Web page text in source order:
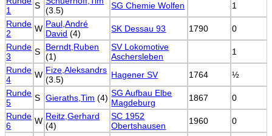
1
S (3.5)
SG Chemie Wolfen
1
Runde
2
W Paul,André
David (4) SK Dessau 93 1790
0
Runde
3
S
Berndt,Ruben
(1)
SV Lokomotive
Aschersleben
1
Runde
4
W Fize,Aleksandrs
(3.5)
Hagener SV 1764
½
Runde
5
S Gieraths,Tim (4) SG Aufbau Elbe
Magdeburg
1867
0
Runde
6
W Reitz,Gerhard
(4)
SC 1952
Obertshausen
1960
0